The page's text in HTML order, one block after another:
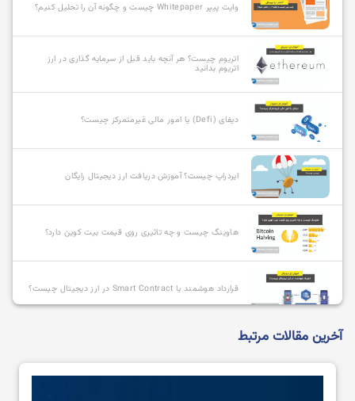
وایت پیپر Whitepaper چیست و چگونه آن را تحلیل کنیم؟
اتریوم چیست؟ هر آنچه باید قبل از سرمایه گذاری در ارز
اتریوم بدانید
دیفای (Defi) یا امور مالی غیرمتمرکز چیست؟
ایردراپ چیست؟ آموزش دریافت ارز دیجیتال رایگان
هاوینگ چیست و چه تاثیری روی قیمت بیت کوین دارد؟
قرارداد هوشمند یا Smart Contract در ارز دیجیتال چیست؟
آخرین مقالات مرتبط